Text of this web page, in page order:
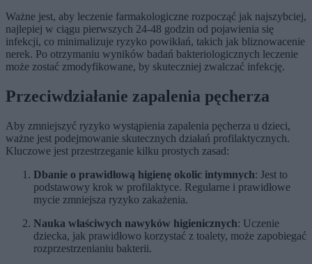
Ważne jest, aby leczenie farmakologiczne rozpocząć jak najszybciej,
najlepiej w ciągu pierwszych 24-48 godzin od pojawienia się
infekcji, co minimalizuje ryzyko powikłań, takich jak bliznowacenie
nerek. Po otrzymaniu wyników badań bakteriologicznych leczenie
może zostać zmodyfikowane, by skuteczniej zwalczać infekcję.
Przeciwdziałanie zapalenia pęcherza
Aby zmniejszyć ryzyko wystąpienia zapalenia pęcherza u dzieci,
ważne jest podejmowanie skutecznych działań profilaktycznych.
Kluczowe jest przestrzeganie kilku prostych zasad:
Dbanie o prawidłową higienę okolic intymnych: Jest to
podstawowy krok w profilaktyce. Regularne i prawidłowe
mycie zmniejsza ryzyko zakażenia.
Nauka właściwych nawyków higienicznych: Uczenie
dziecka, jak prawidłowo korzystać z toalety, może zapobiegać
rozprzestrzenianiu bakterii.